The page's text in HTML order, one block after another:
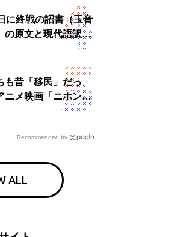
に終戦の詔書（玉音
の原文と現代語訳を
もう一つの「終戦の
も昔「移民」だっ
メ映画「ニホンジ
Recommended by
ALL